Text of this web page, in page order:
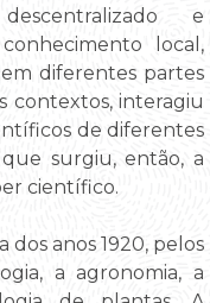
e
local,
diferentes partes
contextos, interagiu
de diferentes
surgiu, então, a
científico.
anos 1920, pelos
a agronomia, a